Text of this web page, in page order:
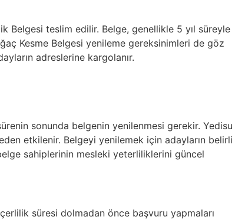
Belgesi teslim edilir. Belge, genellikle 5 yıl süreyle
Kesme Belgesi yenileme gereksinimleri de göz
adreslerine kargolanır.
sonunda belgenin yenilenmesi gerekir. Yedisu
etkilenir. Belgeyi yenilemek için adayların belirli
sahiplerinin mesleki yeterliliklerini güncel
süresi dolmadan önce başvuru yapmaları